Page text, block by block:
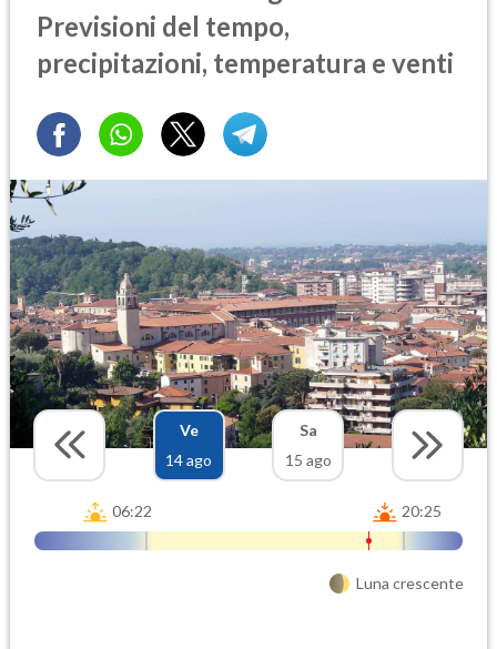
Previsioni del tempo,
precipitazioni, temperatura e venti
Ve
14 ago
Sa
15 ago
06:22 20:25
Luna crescente